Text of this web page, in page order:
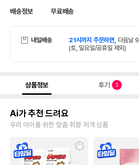
배송정보 무료배송
내일배송 21시까지 주문하면, 다음날
(토, 일요일/공휴일 제외)
상품정보 후기 3
Ai가 추천 드려요
우리 아이를 위한 맞춤 취향 저격 상품